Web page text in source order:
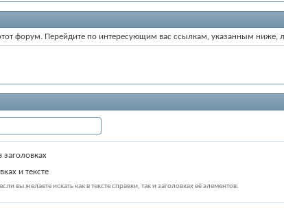
форум. Перейдите по интересующим вас ссылкам, указанным
заголовках
и тексте
вы желаете искать как в тексте справки, так и заголовках её элементов.